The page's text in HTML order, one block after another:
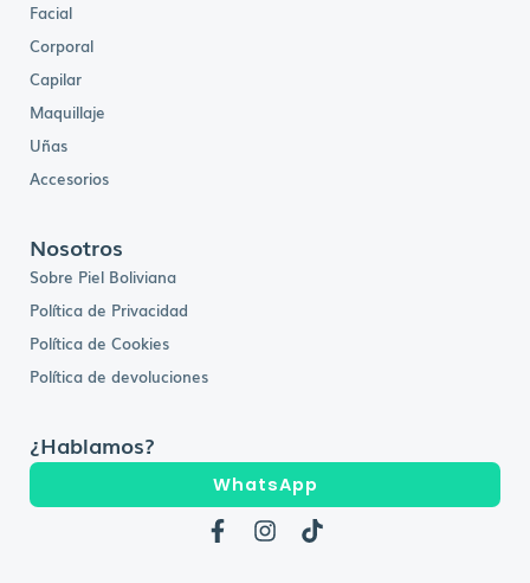
Facial
Corporal
Capilar
Maquillaje
Uñas
Accesorios
Nosotros
Sobre Piel Boliviana
Política de Privacidad
Política de Cookies
Política de devoluciones
¿Hablamos?
WhatsApp
F
a
I
n
T
i